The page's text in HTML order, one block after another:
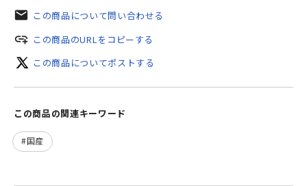
mail この商品について問い合わせる
add_link この商品のURLをコピーする
この商品についてポストする
この商品の関連キーワード
国産